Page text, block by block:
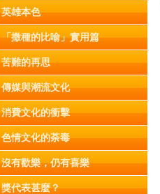
英雄本色
「撒種的比喻」實用篇
苦難的再思
傳媒與潮流文化
消費文化的衝擊
色情文化的荼毒
沒有歡樂，仍有喜樂
獎代表甚麼？